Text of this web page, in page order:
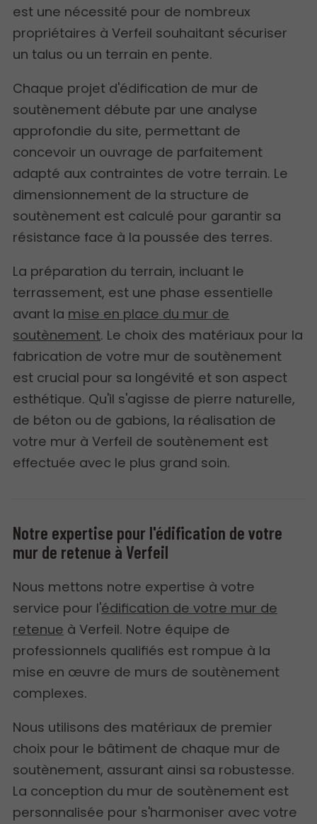
est une nécessité pour de nombreux
propriétaires à Verfeil souhaitant sécuriser
un talus ou un terrain en pente.
Chaque projet d'édification de mur de
soutènement débute par une analyse
approfondie du site, permettant de
concevoir un ouvrage de parfaitement
adapté aux contraintes de votre terrain. Le
dimensionnement de la structure de
soutènement est calculé pour garantir sa
résistance face à la poussée des terres.
La préparation du terrain, incluant le
terrassement, est une phase essentielle
avant la mise en place du mur de
soutènement. Le choix des matériaux pour la
fabrication de votre mur de soutènement
est crucial pour sa longévité et son aspect
esthétique. Qu'il s'agisse de pierre naturelle,
de béton ou de gabions, la réalisation de
votre mur à Verfeil de soutènement est
effectuée avec le plus grand soin.
Notre expertise pour l'édification de votre
mur de retenue à Verfeil
Nous mettons notre expertise à votre
service pour l'édification de votre mur de
retenue à Verfeil. Notre équipe de
professionnels qualifiés est rompue à la
mise en œuvre de murs de soutènement
complexes.
Nous utilisons des matériaux de premier
choix pour le bâtiment de chaque mur de
soutènement, assurant ainsi sa robustesse.
La conception du mur de soutènement est
personnalisée pour s'harmoniser avec votre